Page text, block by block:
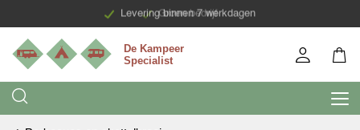
Groen bedrijf
Levering binnen 7 werkdagen